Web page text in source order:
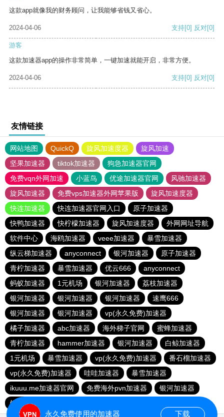
这款app就像我的财务顾问，让我能够省钱又省心。
2024-04-06 支持[0] 反对[0]
游客
这款加速器app的操作非常简单，一键加速就能开启，非常方便。
2024-04-06 支持[0] 反对[0]
友情链接
网站地图 QuickQ 旋风加速度器
旋风加速
坚果加速器
tiktok加速器
狗急加速器官网
免费vqn外网加速
小蓝鸟 优途加速器官网
风驰加速器
旋风加速器
免费vps加速器外网苹果版
旋风加速度器
快连加速器
快连加速器官网入口
原子加速器
快鸭加速器
快柠檬加速器 旋风加速度器
外网网址导航
软件中心
海鸥加速器 veee加速器
暴雪加速器
纵云梯加速器
anyconnect 银河加速器
原子加速器
青柠加速器
暴雪加速器 优云666
anyconnect
蚂蚁加速器
1元机场 银河加速器
荔枝加速器
银河加速器
银河加速器 银河加速器
速鹰666
银河加速器
银河加速器
vp(永久免费)加速器
橘子加速器
abc加速器 海外梯子官网
蜜蜂加速器
青柠加速器
hammer加速器 银河加速器
白鲸加速器
1元机场
暴雪加速器 vp(永久免费)加速器
番石榴加速器
vp(永久免费)加速器
哇哇加速器
暴雪加速器
ikuuu.me加速器官网
免费海外pvn加速器
银河加速器
银河加速器
永久免费使用的加速器 下载